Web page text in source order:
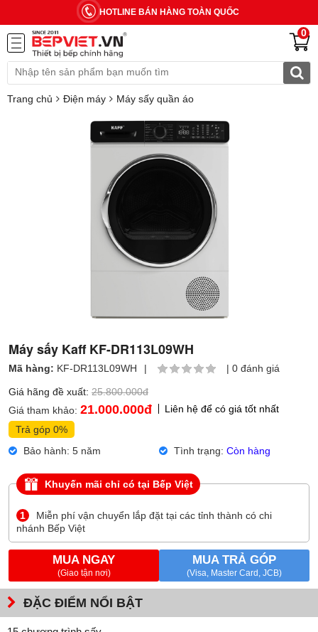
HOTLINE BÁN HÀNG TOÀN QUỐC
0
Trang chủ Điện máy Máy sấy quần áo
Máy sấy Kaff KF-DR113L09WH
Mã hàng: KF-DR113L09WH | | 0 đánh giá
Giá hãng đề xuất: 25.800.000đ
Giá tham khảo: 21.000.000đ
Liên hệ để có giá tốt nhất
Trả góp 0%
Bảo hành: 5 năm
Tình trạng: Còn hàng
Khuyến mãi chỉ có tại Bếp Việt
1
Miễn phí vận chuyển lắp đặt tại các tỉnh thành có chi
nhánh Bếp Việt
MUA NGAY
(Giao tận nơi)
MUA TRẢ GÓP
(Visa, Master Card, JCB)
ĐẶC ĐIỂM NỔI BẬT